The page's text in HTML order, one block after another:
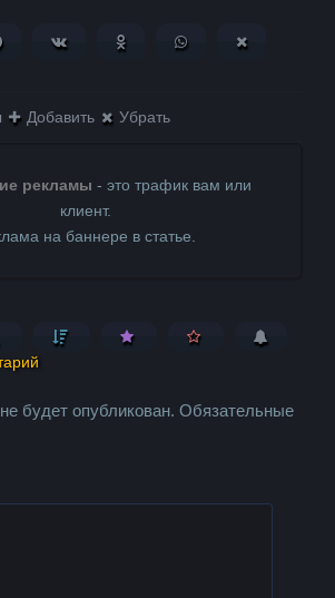
ссылку
Поделиться в Telegram
Поделиться ВКонтактеПоделиться в
Поделиться в
Добавить Убрать
рекламы - это трафик вам или
клиент.
на баннере в статье.
будет опубликован. Обязательные